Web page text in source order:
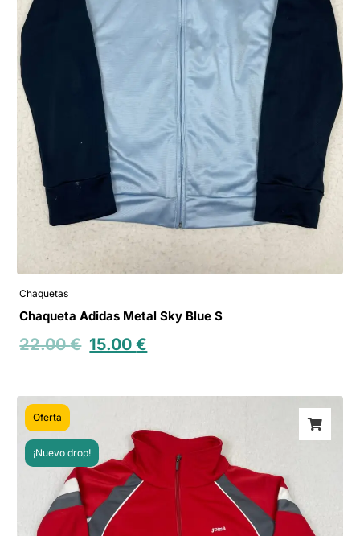
Chaquetas
Chaqueta Adidas Metal Sky Blue S
22.00€ 15.00€
Oferta
¡Nuevo drop!